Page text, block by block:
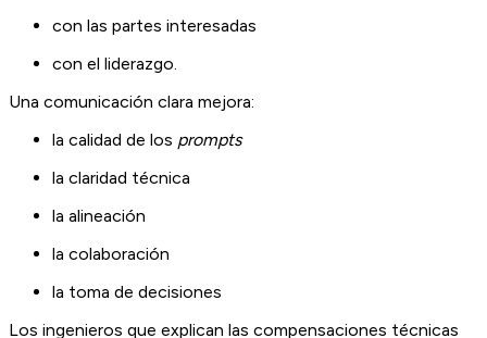
con las partes interesadas
con el liderazgo.
Una comunicación clara mejora:
la calidad de los prompts
la claridad técnica
la alineación
la colaboración
la toma de decisiones
Los ingenieros que explican las compensaciones técnicas